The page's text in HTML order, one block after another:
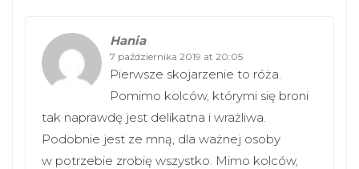
Hania
7 października 2019 at 20:05
Pierwsze skojarzenie to róża.
Pomimo kolców, którymi się broni
tak naprawdę jest delikatna i wrażliwa.
Podobnie jest ze mną, dla ważnej osoby
w potrzebie zrobię wszystko. Mimo kolców,